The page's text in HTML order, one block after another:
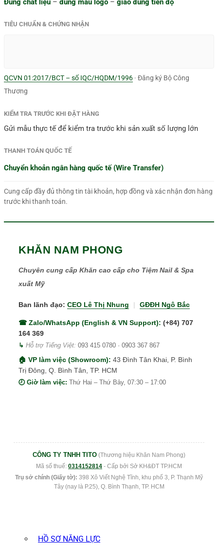
Đúng chất liệu – đúng màu logo – giao đúng tiến độ
TIÊU CHUẨN & CHỨNG NHẬN
QCVN 01:2017/BCT – số IQC/HQDM/1996 · Đăng ký Bộ Công
Thương
KIỂM TRA TRƯỚC KHI ĐẶT HÀNG
Gửi mẫu thực tế để kiểm tra trước khi sản xuất số lượng lớn
THANH TOÁN QUỐC TẾ
Chuyển khoản ngân hàng quốc tế (Wire Transfer)
Cung cấp đầy đủ thông tin tài khoản, hợp đồng và xác nhận đơn hàng
trước khi thanh toán.
KHĂN NAM PHONG
Chuyên cung cấp Khăn cao cấp cho Tiệm Nail & Spa
xuất Mỹ
Ban lãnh đạo: CEO Lê Thị Nhung | GĐĐH Ngô Bắc
☎ Zalo/WhatsApp (English & VN Support): (+84) 707
164 369
↳ Hỗ trợ Tiếng Việt: 093 415 0780 · 0903 367 867
🏠 VP làm việc (Showroom): 43 Đình Tân Khai, P. Bình
Trị Đông, Q. Bình Tân, TP. HCM
🕗 Giờ làm việc: Thứ Hai – Thứ Bảy, 07:30 – 17:00
CÔNG TY TNHH TITO (Thương hiệu Khăn Nam Phong)
Mã số thuế: 0314152814 - Cấp bởi Sở KH&ĐT TP.HCM
Trụ sở chính (Giấy tờ): 398 Xô Viết Nghệ Tĩnh, khu phố 3, P. Thạnh Mỹ
Tây (nay là P.25), Q. Bình Thạnh, TP. HCM
HỒ SƠ NĂNG LỰC